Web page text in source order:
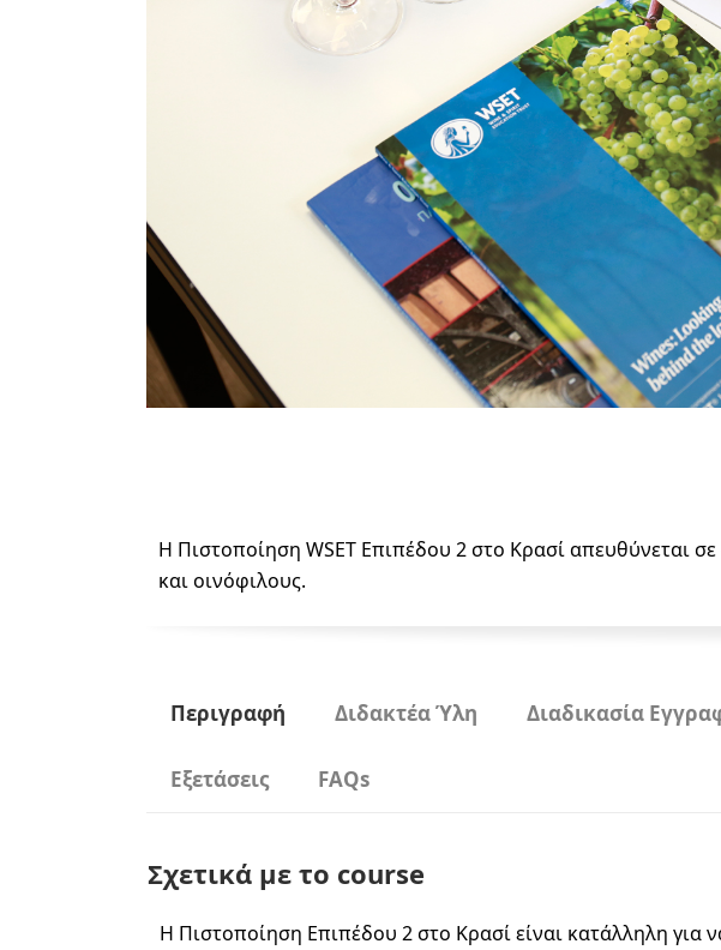
Η Πιστοποίηση WSET Επιπέδου 2 στο Κρασί απευθύνεται
και οινόφιλους.
Περιγραφή Διδακτέα Ύλη Διαδικασία
Εξετάσεις FAQs
Σχετικά με το course
Η Πιστοποίηση Επιπέδου 2 στο Κρασί είναι κατάλληλη για